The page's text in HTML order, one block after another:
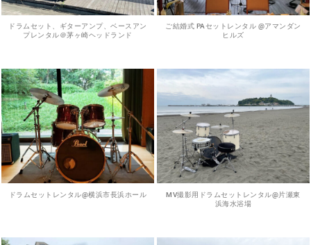
ドラムセット、ギターアンプ、ベースアン
プレンタル＠茅ヶ崎ヘッドランド
ご結婚式 PAセットレンタル @アマンダン
ヒルズ
ドラムセットレンタル@横浜市長浜ホール
MV撮影用ドラムセットレンタル@片瀬東
浜海水浴場